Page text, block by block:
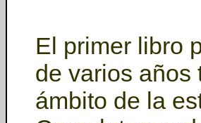
El primer libro
de varios años
ámbito de la